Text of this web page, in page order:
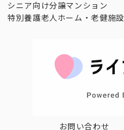
シニア向け分譲マンション
特別養護老人ホーム・老健施設
お問い合わせ